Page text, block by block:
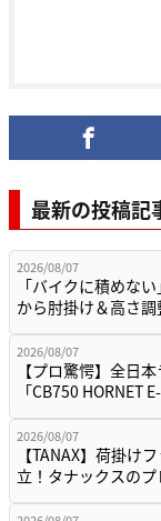
最新の投稿記
2026/08/07
「バイクに積めな
から肘掛け＆高さ
2026/08/07
【プロ驚愕】全日
「CB750 HORNET
2026/08/07
【TANAX】荷掛け
立！タナックスの